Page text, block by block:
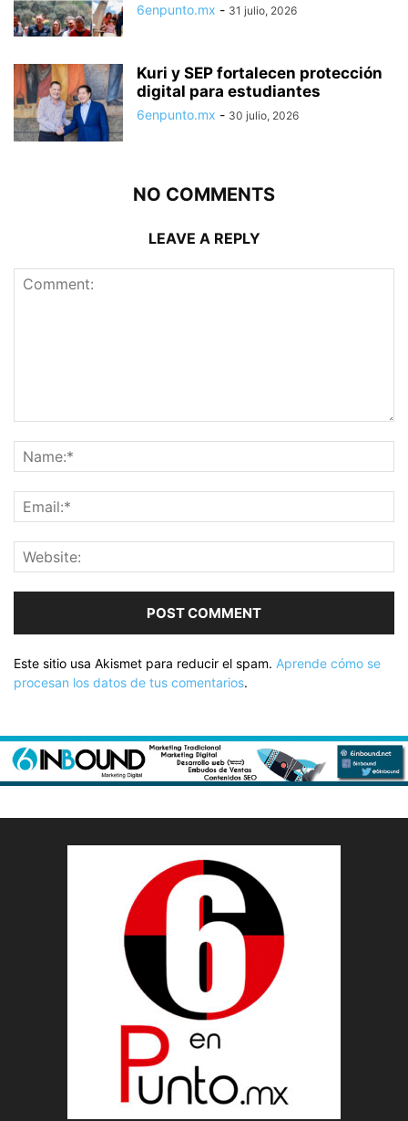
6enpunto.mx - 31 julio, 2026
Kuri y SEP fortalecen protección
digital para estudiantes
6enpunto.mx - 30 julio, 2026
NO COMMENTS
LEAVE A REPLY
Este sitio usa Akismet para reducir el spam. Aprende cómo se
procesan los datos de tus comentarios.